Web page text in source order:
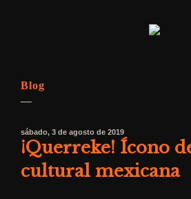
Blog
—
sábado, 3 de agosto de 2019
¡Querreke! Ícono
cultural mexicana